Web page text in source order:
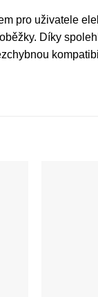
pro uživatele
Díky